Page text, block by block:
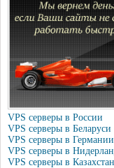
VPS серверы в России
VPS серверы в Беларуси
VPS серверы в Германии
VPS серверы в
VPS серверы в